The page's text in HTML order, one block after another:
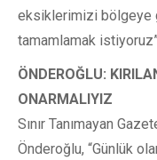
eksiklerimizi bölgeye
tamamlamak
ÖNDEROĞLU:
ONARMALIYIZ
Sınır Tanımayan
Önderoğlu, “Günlük